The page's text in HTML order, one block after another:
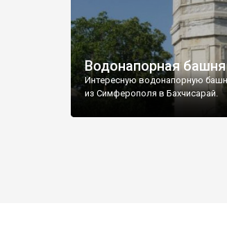
Водонапорная
Интересную водонапорную
из Симферополя в Бахчисарай.